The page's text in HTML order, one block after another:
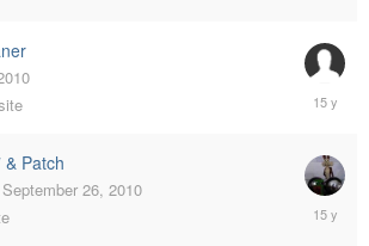
27,
Patch
September 26, 2010
26,